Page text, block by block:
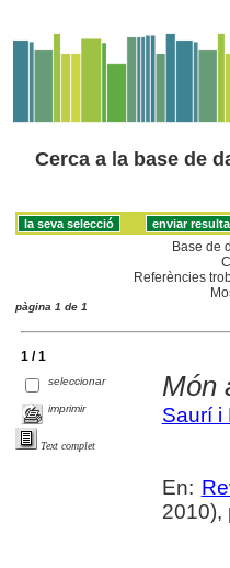
Cerca a la base de
Base de
Referències
pàgina 1 de 1
1 / 1
seleccionar
imprimir
Text complet
Món
Saurí i
En:
2010),